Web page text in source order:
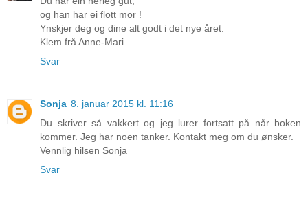
og han har ei flott mor !
Ynskjer deg og dine alt godt i det nye året.
Klem frå Anne-Mari
Svar
Sonja 8. januar 2015 kl. 11:16
Du skriver så vakkert og jeg lurer fortsatt på når boken
kommer. Jeg har noen tanker. Kontakt meg om du ønsker.
Vennlig hilsen Sonja
Svar